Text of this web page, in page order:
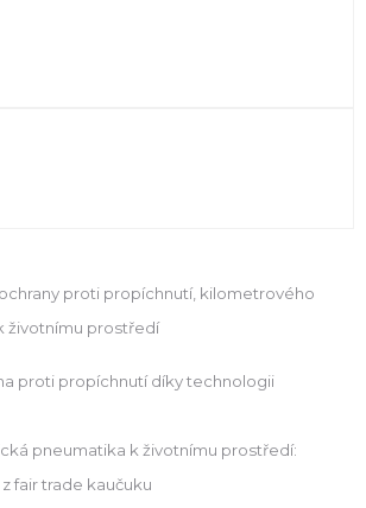
proti propíchnutí, kilometrového
životnímu prostředí
proti propíchnutí díky technologii
pneumatika k životnímu prostředí:
fair trade kaučuku